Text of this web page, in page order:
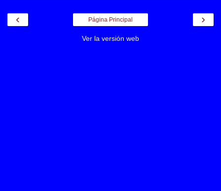
‹ ›
Página Principal
Ver la versión web